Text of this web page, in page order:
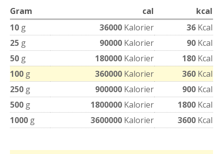
Gram cal
kcal
10 g 36000 Kalorier 36 Kcal
25 g 90000 Kalorier 90 Kcal
50 g 180000 Kalorier 180 Kcal
100 g 360000 Kalorier 360 Kcal
250 g 900000 Kalorier 900 Kcal
500 g 1800000 Kalorier 1800 Kcal
1000 g 3600000 Kalorier 3600 Kcal